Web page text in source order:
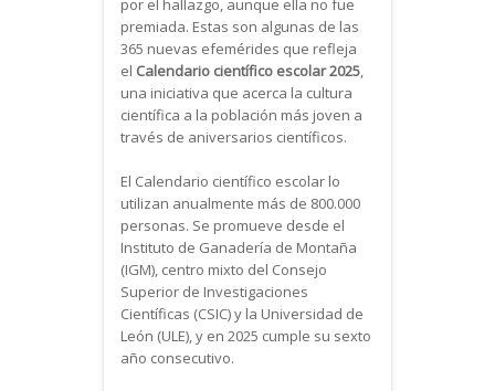
por el hallazgo, aunque ella no fue
premiada. Estas son algunas de las
365 nuevas efemérides que refleja
el Calendario científico escolar 2025,
una iniciativa que acerca la cultura
científica a la población más joven a
través de aniversarios científicos.
El Calendario científico escolar lo
utilizan anualmente más de 800.000
personas. Se promueve desde el
Instituto de Ganadería de Montaña
(IGM), centro mixto del Consejo
Superior de Investigaciones
Científicas (CSIC) y la Universidad de
León (ULE), y en 2025 cumple su sexto
año consecutivo.